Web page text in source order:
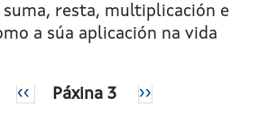
suma, resta, multiplicación e
a súa aplicación na vida
Páxina
‹‹ Páxina 3
Páxina
››